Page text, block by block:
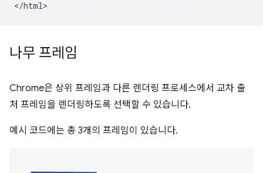
나무 프레임
Chrome은 상위 프레임과 다른 렌더링 프로세스에서 교차 출
처 프레임을 렌더링하도록 선택할 수 있습니다.
예시 코드에는 총 3개의 프레임이 있습니다.